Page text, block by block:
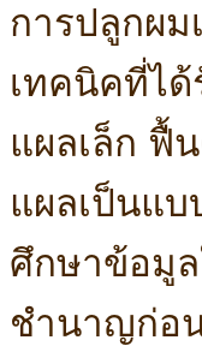
การปลูกผม
เทคนิคที่ได้
แผลเล็ก ฟื้
แผลเป็นแ
ศึกษาข้อมู
ชำนาญก่อ